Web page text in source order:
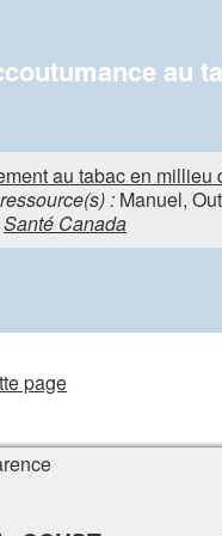
au
au tabac en
: Manuel,
Santé Canada
page